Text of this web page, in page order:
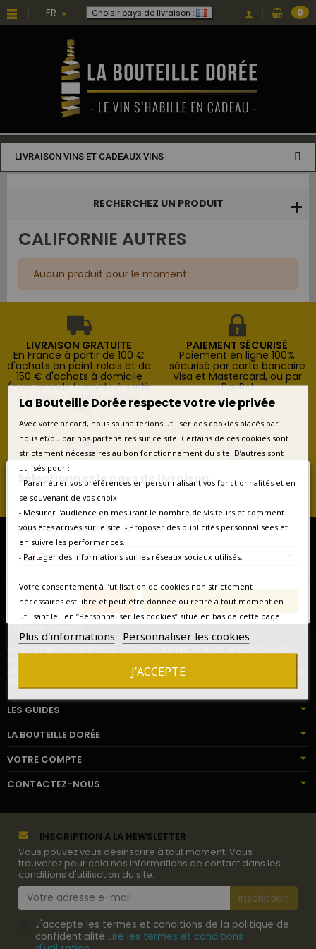
Sélectionnez le pays de livraison
Nos prix et les frais peuvent varier en fonction du
pays/de la région de livraison.
France métropolitaine
Annuler Enregistrer les modifications
FR Choisir pays de livraison : 0
LIVRAISON VINS ET CADEAUX VINS
RECHERCHEZ UN PRODUIT
CALIFORNIE AUTRES
Aucun produit pour le moment.
LIVRAISON GRATUITE
En France à partir de 100 €
d'achats en point relais et de
150 € d'achats à domicile
(hors grands formats à partir
de 3 litres et hors caisses
bois)
PAIEMENT SÉCURISÉ
Paiement en ligne 100%
sécurisé par carte bancaire
Visa et Mastercard, ou par
PayPal
RETOURS FACILES
Retours possibles pendant 14
jours à compter de la
livraison
Contactez-nous au
+33(0)1.46.22.29.79 du lundi
* Vins de France et d'ailleurs
* Coffrets vins
* Coffrets Champagne
* Vieux millésimes
* Grands formats
La Bouteille Dorée fête ses 10 ans ! Depuis 2014, nous concevons,
préparons et livrons des cadeaux de vins et champagnes pour le
plaisir de milliers de destinataires en France, en Europe, sur les cinq
continents.
LES GUIDES
LA BOUTEILLE DORÉE
VOTRE COMPTE
CONTACTEZ-NOUS
La Bouteille Dorée respecte votre vie privée
Avec votre accord, nous souhaiterions utiliser des cookies placés par
nous et/ou par nos partenaires sur ce site. Certains de ces cookies sont
strictement nécessaires au bon fonctionnement du site. D’autres sont
utilisés pour :
- Paramétrer vos préférences en personnalisant vos fonctionnalités et en
se souvenant de vos choix.
- Mesurer l’audience en mesurant le nombre de visiteurs et comment
vous êtes arrivés sur le site. - Proposer des publicités personnalisées et
en suivre les performances.
- Partager des informations sur les réseaux sociaux utilisés.
Votre consentement à l’utilisation de cookies non strictement
nécessaires est libre et peut être donnée ou retiré à tout moment en
utilisant le lien “Personnaliser les cookies” situé en bas de cette page.
Plus d'informations Personnaliser les cookies
J'ACCEPTE
INSCRIPTION À LA NEWSLETTER
Vous pouvez vous désinscrire à tout moment. Vous
trouverez pour cela nos informations de contact dans les
conditions d'utilisation du site.
J'accepte les termes et conditions de la politique de
confidentialité Lire les termes et conditions
Choisissez une valeur...